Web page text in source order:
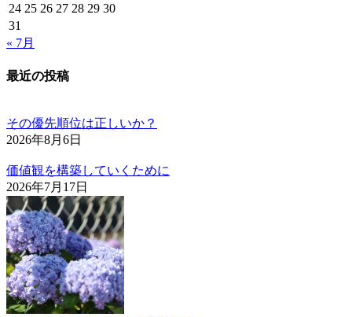
24 25 26 27 28 29 30
31
« 7月
最近の投稿
その優先順位は正しいか？
2026年8月6日
価値観を構築していくために
2026年7月17日